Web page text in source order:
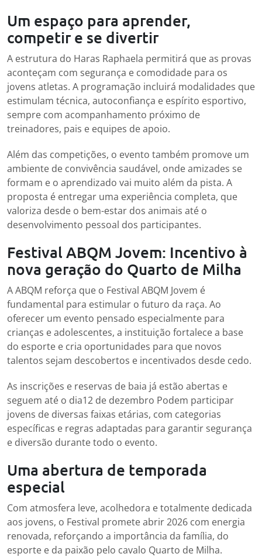
Um espaço para aprender,
competir e se divertir
A estrutura do Haras Raphaela permitirá que as provas
aconteçam com segurança e comodidade para os
jovens atletas. A programação incluirá modalidades que
estimulam técnica, autoconfiança e espírito esportivo,
sempre com acompanhamento próximo de
treinadores, pais e equipes de apoio.
Além das competições, o evento também promove um
ambiente de convivência saudável, onde amizades se
formam e o aprendizado vai muito além da pista. A
proposta é entregar uma experiência completa, que
valoriza desde o bem-estar dos animais até o
desenvolvimento pessoal dos participantes.
Festival ABQM Jovem: Incentivo à
nova geração do Quarto de Milha
A ABQM reforça que o Festival ABQM Jovem é
fundamental para estimular o futuro da raça. Ao
oferecer um evento pensado especialmente para
crianças e adolescentes, a instituição fortalece a base
do esporte e cria oportunidades para que novos
talentos sejam descobertos e incentivados desde cedo.
As inscrições e reservas de baia já estão abertas e
seguem até o dia12 de dezembro Podem participar
jovens de diversas faixas etárias, com categorias
específicas e regras adaptadas para garantir segurança
e diversão durante todo o evento.
Uma abertura de temporada
especial
Com atmosfera leve, acolhedora e totalmente dedicada
aos jovens, o Festival promete abrir 2026 com energia
renovada, reforçando a importância da família, do
esporte e da paixão pelo cavalo Quarto de Milha.